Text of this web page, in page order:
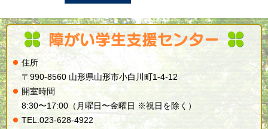
住所
〒990-8560 山形県山形市小白川町1-4-12
開室時間
8:30〜17:00（月曜日〜金曜日 ※祝日を除く）
TEL. 023-628-4922